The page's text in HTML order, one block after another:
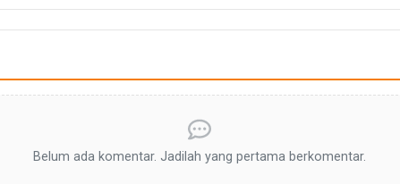
Belum ada komentar. Jadilah yang pertama berkomentar.